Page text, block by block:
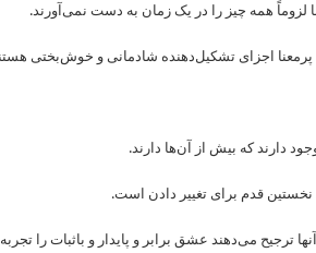
ترجیح می‌دهند عشق برابر و پایدار و با‌ثبات را تجربه